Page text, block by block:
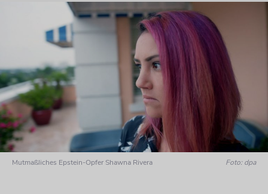
Mutmaßliches Epstein-Opfer Shawna Rivera Foto: dpa